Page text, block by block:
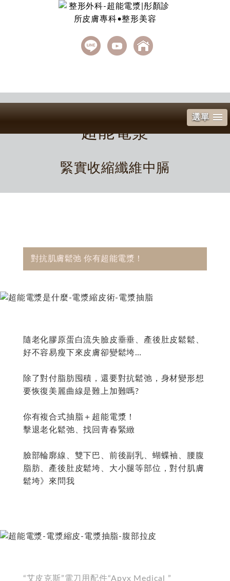
選單
超能電漿
緊實收縮纖維中膈
對抗肌膚鬆弛 你有超能電漿！
隨老化膠原蛋白流失臉皮垂垂、產後肚皮鬆鬆、
好不容易瘦下來皮膚卻變鬆垮…
除了對付脂肪囤積，還要對抗鬆弛，身材變形想
要恢復美麗曲線是難上加難嗎?
你有複合式抽脂＋超能電漿！
擊退老化鬆弛、找回青春緊緻
臉部輪廓線、雙下巴、前後副乳、蝴蝶袖、腰腹
脂肪、產後肚皮鬆垮、大小腿等部位，對付肌膚
鬆垮》來問我
“艾皮克斯”電刀用配件“Apyx Medical ”